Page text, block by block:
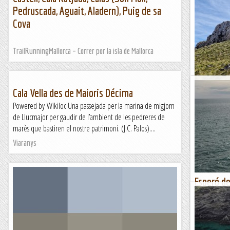
Cala
Francesc
gener de
d'octubre
Les altres
Pedruscada, Aguait, Aladern), Puig de sa
Cova
TrailRunningMallorca – Correr por la isla de Mallorca
Sa Paret
Cala
Cala Vella des de Maioris Décima
Powered by Wikiloc Una passejada per la marina de migjorn
de Llucmajor per gaudir de l’ambient de les pedreres de
marès que bastiren el nostre patrimoni. (J.C. Palos)....
Viaranys
Esperó
gaudir la
Garraf.
Penya-